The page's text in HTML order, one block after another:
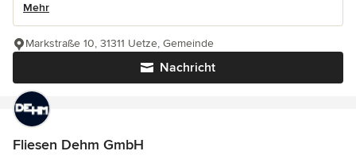
Mehr
Nachricht
Markstraße 10, 31311 Uetze, Gemeinde
Fliesen Dehm GmbH